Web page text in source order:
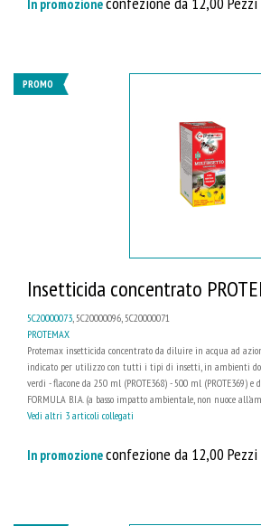
In promozione
PROMO
Insetticida concentrato
5C20000073 , 5C20000096, 5C20000071
PROTEMAX
Protemax insetticida concentrato da diluire in acqua ad
indicato per utilizzo con tutti i tipi di insetti, in ambienti
verdi - flacone da 250 ml (PROTE368) - 500 ml (PROTE369) e
FORMULA B.I.A. (a basso impatto ambientale, non nuoce
Vedi altri 3 articoli collegati
In promozioneconfezione da 12,00 Pezzi